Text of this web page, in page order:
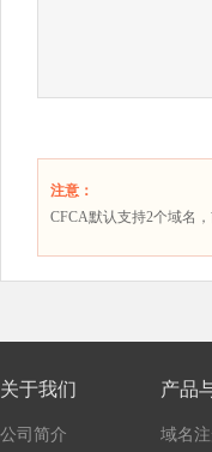
注意：
CFCA默认支持2个域名
关于我们
公司简介
产品
域名